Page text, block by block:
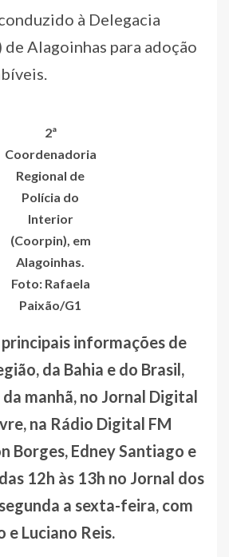
à Delegacia
Alagoinhas para adoção
2ª
Coordenadoria
Regional de
Polícia do
Interior
(Coorpin), em
Alagoinhas.
Foto: Rafaela
Paixão/G1
informações de
da Bahia e do Brasil,
manhã, no Jornal Digital
na Rádio Digital FM
Borges, Edney Santiago e
12h às 13h no Jornal dos
a sexta-feira, com
e Luciano Reis.